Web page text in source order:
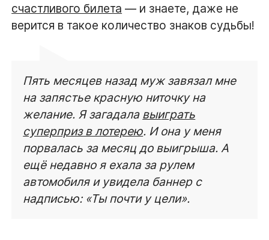
счастливого билета — и знаете, даже не
верится в такое количество знаков судьбы!
Пять месяцев назад муж завязал мне
на запястье красную ниточку на
желание. Я загадала выиграть
суперприз в лотерею. И она у меня
порвалась за месяц до выигрыша. А
ещё недавно я ехала за рулем
автомобиля и увидела баннер с
надписью: «Ты почти у цели».